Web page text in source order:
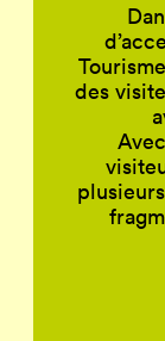
des